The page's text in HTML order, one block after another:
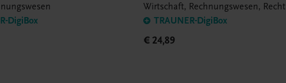
DigiBox
Wirtschaft, Rechnungswesen, Recht
TRAUNER-DigiBox
€ 24,89